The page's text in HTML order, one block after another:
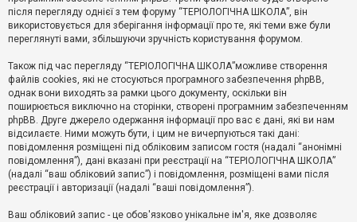
і
д
о
і
д
е
й
А
т
и
в
після перегляду однієї з тем форуму “ТЕРІОЛОГІЧНА ШКОЛА”, він
використовується для зберігання інформації про те, які теми вже були
переглянуті вами, збільшуючи зручність користування форумом.
Також під час перегляду “ТЕРІОЛОГІЧНА ШКОЛА”можливе створення
файлів cookies, які не стосуються програмного забезпечення phpBB,
однак вони виходять за рамки цього документу, оскільки він
поширюється виключно на сторінки, створені програмним забезпеченням
phpBB. Друге джерело одержання інформації про вас є дані, які ви нам
відсилаєте. Ними можуть бути, і цим не вичерпуються такі дані:
повідомлення розміщені під обліковим записом гостя (надалі “анонімні
повідомлення”), дані вказані при реєстрації на “ТЕРІОЛОГІЧНА ШКОЛА”
(надалі “ваш обліковий запис”) і повідомлення, розміщені вами після
реєстрації і авторизації (надалі “ваші повідомлення”).
Ваш обліковий запис - це обов'язково унікальне ім'я, яке дозволяє